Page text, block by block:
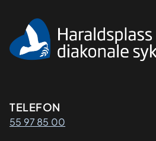
Kontaktinformasjon
TELEFON
55 97 85 00